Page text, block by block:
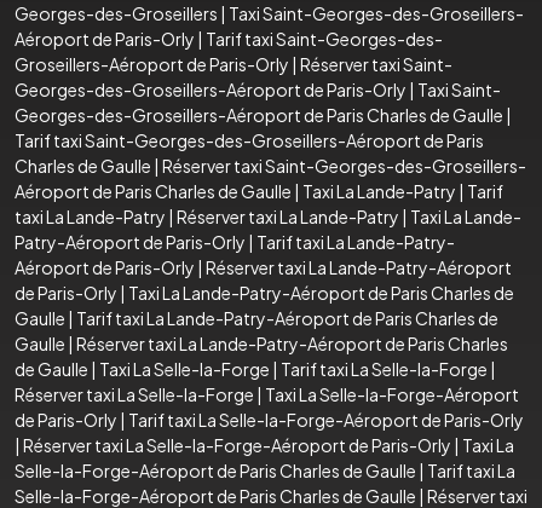
Georges-des-Groseillers | Taxi Saint-Georges-des-Groseillers-
Aéroport de Paris-Orly | Tarif taxi Saint-Georges-des-
Groseillers-Aéroport de Paris-Orly | Réserver taxi Saint-
Georges-des-Groseillers-Aéroport de Paris-Orly | Taxi Saint-
Georges-des-Groseillers-Aéroport de Paris Charles de Gaulle |
Tarif taxi Saint-Georges-des-Groseillers-Aéroport de Paris
Charles de Gaulle | Réserver taxi Saint-Georges-des-Groseillers-
Aéroport de Paris Charles de Gaulle | Taxi La Lande-Patry | Tarif
taxi La Lande-Patry | Réserver taxi La Lande-Patry | Taxi La Lande-
Patry-Aéroport de Paris-Orly | Tarif taxi La Lande-Patry-
Aéroport de Paris-Orly | Réserver taxi La Lande-Patry-Aéroport
de Paris-Orly | Taxi La Lande-Patry-Aéroport de Paris Charles de
Gaulle | Tarif taxi La Lande-Patry-Aéroport de Paris Charles de
Gaulle | Réserver taxi La Lande-Patry-Aéroport de Paris Charles
de Gaulle | Taxi La Selle-la-Forge | Tarif taxi La Selle-la-Forge |
Réserver taxi La Selle-la-Forge | Taxi La Selle-la-Forge-Aéroport
de Paris-Orly | Tarif taxi La Selle-la-Forge-Aéroport de Paris-Orly
| Réserver taxi La Selle-la-Forge-Aéroport de Paris-Orly | Taxi La
Selle-la-Forge-Aéroport de Paris Charles de Gaulle | Tarif taxi La
Selle-la-Forge-Aéroport de Paris Charles de Gaulle | Réserver taxi